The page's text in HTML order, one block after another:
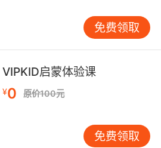
开口，建立信心。在家可以
，如模拟餐厅点餐、商店购
音不标准，你的积极参与就
，可以借助优质音频、外教
接触更地道的发音。 “读”是
的部分。但切忌一开始就接
“图片词典”或“桥梁书”入手，
文字简单且重复率高。亲子
一句英文，再用中文简要解
流畅与愉快，而非逐词翻
免费领取
VIPKID启蒙体验课
¥0 原价100元
免费领取